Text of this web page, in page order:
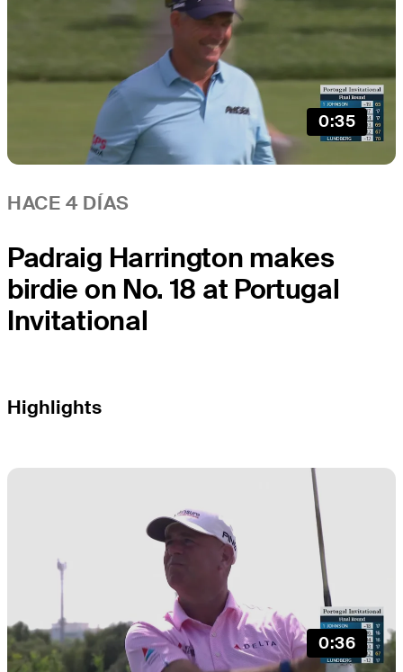
0:35
HACE 4 DÍAS
Padraig Harrington makes
birdie on No. 18 at Portugal
Invitational
Highlights
0:36